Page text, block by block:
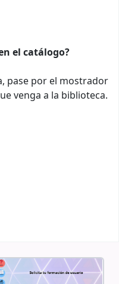
el catálogo?
pase por el mostrador
venga a la biblioteca.